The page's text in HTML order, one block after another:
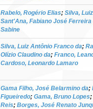
Rabelo, Rogério Elias; Silva,
Sant'Ana, Fabiano José Ferreira
Sabine
Silva, Luiz Antônio Franco da;
Olízio Claudino da; Franco,
Cardoso, Leonardo Lamaro
Gama Filho, José Belarmino da;
Figueiredo; Gama, Bruno Lopes;
Reis; Borges, José Renato